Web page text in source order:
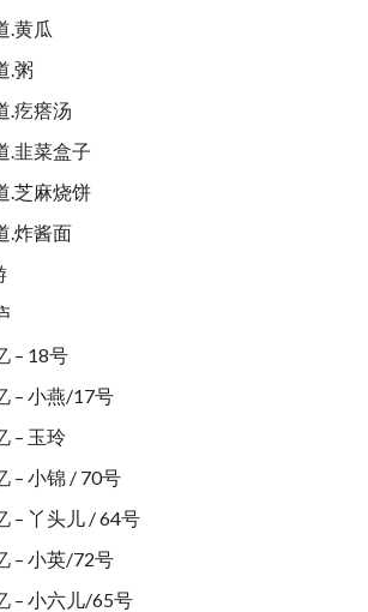
.黄瓜
.粥
.疙瘩汤
.韭菜盒子
.芝麻烧饼
.炸酱面
– 18号
– 小燕/17号
– 玉玲
– 小锦 / 70号
– 丫头儿 / 64号
– 小英/72号
– 小六儿/65号